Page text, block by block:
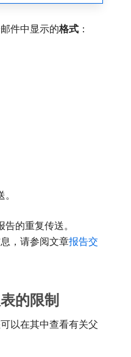
件中显示的​格式 ：
告的重复传送。
，请参阅文章报告交
的限制
以在其中查看有关父